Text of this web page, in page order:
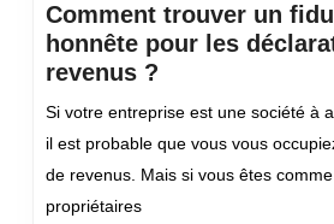
Comment trouver un
honnête pour les
revenus ?
trouver
fiduciaire
honnête
Si votre entreprise est une société à
il est probable que vous vous
de revenus. Mais si vous êtes
propriétaires